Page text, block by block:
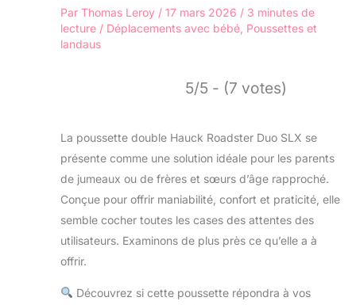
Par Thomas Leroy / 17 mars 2026 / 3 minutes de
lecture / Déplacements avec bébé Poussettes et
landaus
5/5 - (7 votes)
La poussette double Hauck Roadster Duo SLX se
présente comme une solution idéale pour les parents
de jumeaux ou de frères et sœurs d’âge rapproché.
Conçue pour offrir maniabilité, confort et praticité, elle
semble cocher toutes les cases des attentes des
utilisateurs. Examinons de plus près ce qu’elle a à
offrir.
Découvrez si cette poussette répondra à vos